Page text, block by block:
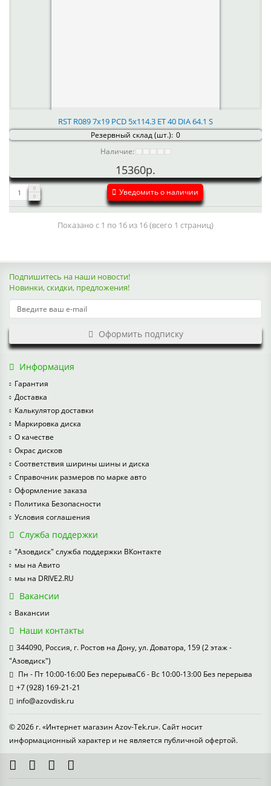
RST R089 7x19 PCD 5x114.3 ET 40 DIA 64.1 S
Резервный склад (шт.): 0
Наличие:
15360р.
Уведомить о наличии
Показано с 1 по 16 из 16 (всего 1 страниц)
Подпишитесь на наши новости!
Новинки, скидки, предложения!
Оформить подписку
Информация
Гарантия
Доставка
Калькулятор доставки
Маркировка диска
О качестве
Окрас дисков
Соответствия ширины шины и диска
Справочник размеров по марке авто
Оформление заказа
Политика Безопасности
Условия соглашения
Служба поддержки
"Азовдиск" служба поддержки ВКонтакте
мы на Авито
мы на DRIVE2.RU
Вакансии
Вакансии
Наши контакты
344090, Россия, г. Ростов на Дону, ул. Доватора, 159 (2 этаж -
"Азовдиск")
Пн - Пт 10:00-16:00 Без перерываСб - Вс 10:00-13:00 Без перерыва
+7 (928) 169-21-21
info@azovdisk.ru
© 2026 г. «Интернет магазин Azov-Tek.ru». Сайт носит
информационный характер и не является публичной офертой.